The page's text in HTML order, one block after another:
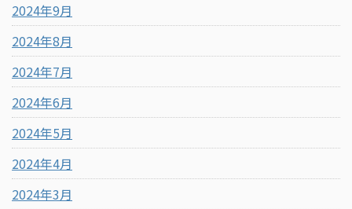
2024年9月
2024年8月
2024年7月
2024年6月
2024年5月
2024年4月
2024年3月